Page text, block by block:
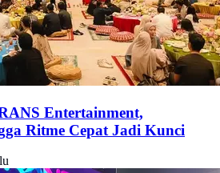
Entertainment,
Ritme Cepat Jadi Kunci